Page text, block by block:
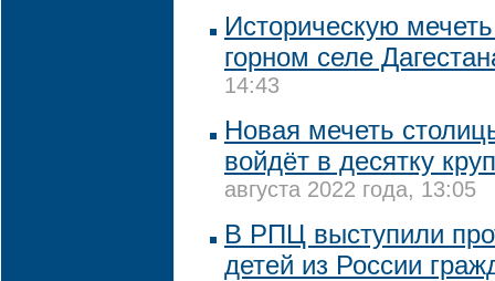
Историческую
горном селе
14:43
Новая мечеть
войдёт в десятку
августа 2022 года, 13:05
В РПЦ выступили
детей из России